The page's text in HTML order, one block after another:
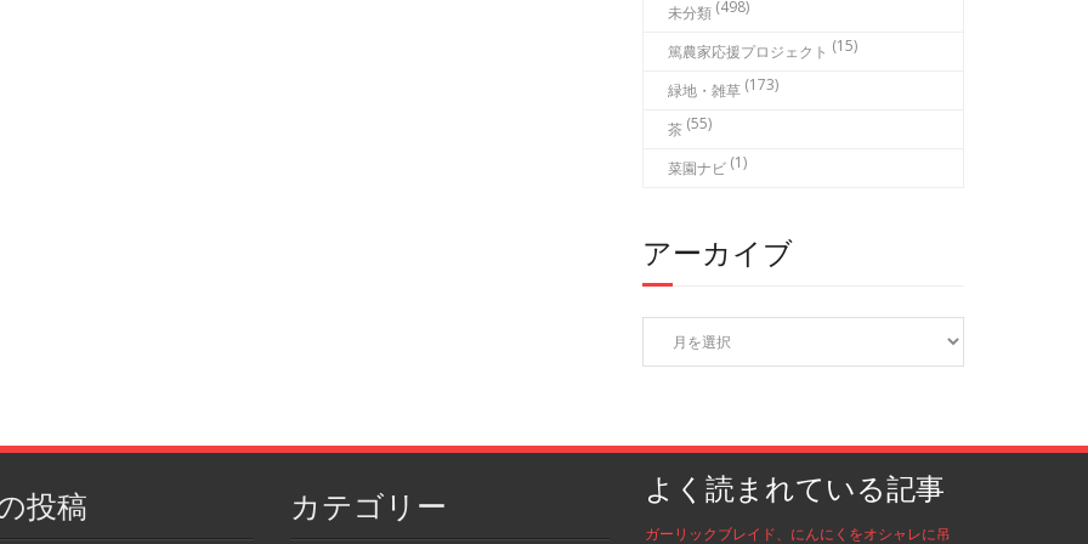
未分類 (498)
篤農家応援プロジェクト (15)
緑地・雑草 (173)
茶 (55)
菜園ナビ (1)
アーカイブ
ア
カ
投稿 カテゴリー よく読まれている記事
ガーリックブレイド、にんにくをオシャレに吊